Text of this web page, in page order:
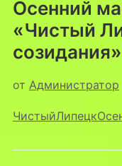
Осенний
«Чистый
от Администратор